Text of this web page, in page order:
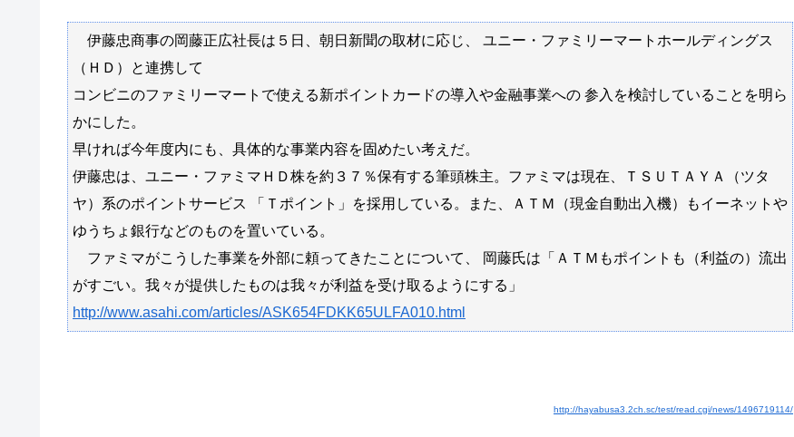
伊藤忠商事の岡藤正広社長は５日、朝日新聞の取材に応じ、 ユニー・ファミリーマートホールディングス
（ＨＤ）と連携して
コンビニのファミリーマートで使える新ポイントカードの導入や金融事業への 参入を検討していることを明ら
かにした。
早ければ今年度内にも、具体的な事業内容を固めたい考えだ。
伊藤忠は、ユニー・ファミマＨＤ株を約３７％保有する筆頭株主。ファミマは現在、ＴＳＵＴＡＹＡ（ツタ
ヤ）系のポイントサービス 「Ｔポイント」を採用している。また、ＡＴＭ（現金自動出入機）もイーネットや
ゆうちょ銀行などのものを置いている。
ファミマがこうした事業を外部に頼ってきたことについて、 岡藤氏は「ＡＴＭもポイントも（利益の）流出
がすごい。我々が提供したものは我々が利益を受け取るようにする」
http://www.asahi.com/articles/ASK654FDKK65ULFA010.html
http://hayabusa3.2ch.sc/test/read.cgi/news/1496719114/